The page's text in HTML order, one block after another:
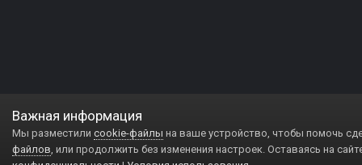
Важная информация
Мы разместили cookie-файлы на ваше устройство, чтобы помочь
файлов, или продолжить без изменения настроек. Оставаясь на